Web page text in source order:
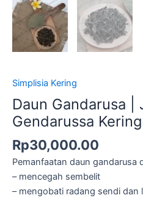
Simplisia Kering
Daun Gandarusa |
Gendarussa
Rp30,000.00
Pemanfaatan daun gandarusa
– mencegah sembelit
– mengobati radang sendi dan